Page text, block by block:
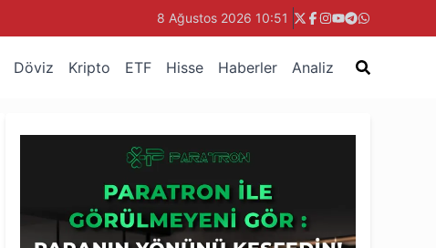
8 Ağustos 2026 10:51
Döviz Kripto ETF Hisse Haberler Analiz